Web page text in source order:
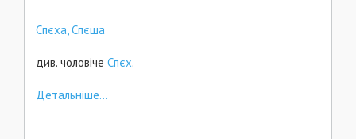
Спєха, Спєша
див. чоловіче Спєх.
Детальніше...